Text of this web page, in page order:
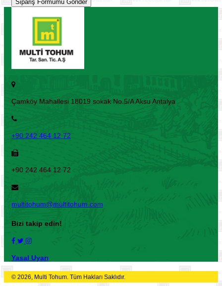
Çamköy Mahallesi 18019 sokak No.5/A Aksu Antalya
+90 242 464 12 72
+90 242 464 12 72
multitohum@multitohum.com
Bizi takip edin!
Yasal Uyarı
© 2026, Multi Tohum. Tüm Hakları Saklıdır.